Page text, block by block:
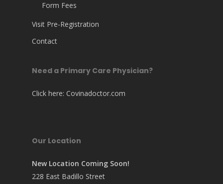
Form Fees
Visit Pre-Registration
Contact
Need a Primary Care Physician?
Click here: Covinadoctor.com
Our Location
New Location Coming Soon!
228 East Badillo Street